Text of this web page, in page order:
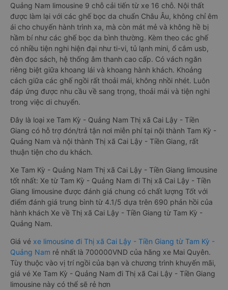
Quảng Nam limousine 9 chỗ cải tiến từ xe 16 chỗ. Nội thất
được làm lại với các ghế bọc da chuẩn Châu Âu, không chỉ êm
ái cho chuyến hành trình xa, mà còn mát mẻ và không hề bị
hầm bí như các ghế bọc da bình thường. Kèm theo các ghế
có nhiều tiện nghi hiện đại như ti-vi, tủ lạnh mini, ổ cắm usb,
đèn đọc sách, hệ thống âm thanh cao cấp. Có vách ngăn
riêng biệt giữa khoang lái và khoang hành khách. Khoảng
cách giữa các ghế ngồi rất thoải mái, không nhồi nhét. Luôn
đáp ứng được nhu cầu về sang trọng, thoải mái và tiện nghi
trong việc di chuyển.
Đây là loại xe Tam Kỳ - Quảng Nam Thị xã Cai Lậy - Tiền
Giang có hỗ trợ đón/trả tận nơi miễn phí tại nội thành Tam Kỳ -
Quảng Nam và nội thành Thị xã Cai Lậy - Tiền Giang, rất
thuận tiện cho du khách.
Xe Tam Kỳ - Quảng Nam Thị xã Cai Lậy - Tiền Giang limousine
tốt nhất: Xe từ Tam Kỳ - Quảng Nam đi Thị xã Cai Lậy - Tiền
Giang limousine được đánh giá chung có chất lượng Tốt với
điểm đánh giá trung bình từ 4.1/5 dựa trên 690 phản hồi của
hành khách Xe về Thị xã Cai Lậy - Tiền Giang từ Tam Kỳ -
Quảng Nam.
Giá vé xe limousine đi Thị xã Cai Lậy - Tiền Giang từ Tam Kỳ -
Quảng Nam rẻ nhất là 700000VND của hãng xe Mai Quyên.
Tùy thuộc vào vị trí ngồi của bạn và chương trình khuyến mãi,
giá vé Xe Tam Kỳ - Quảng Nam đi Thị xã Cai Lậy - Tiền Giang
limousine này có thể sẽ rẻ hơn